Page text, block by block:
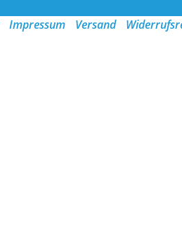
Impressum Versand